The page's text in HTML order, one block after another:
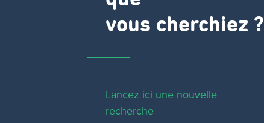
vous cherchiez ?
Lancez ici une nouvelle
recherche